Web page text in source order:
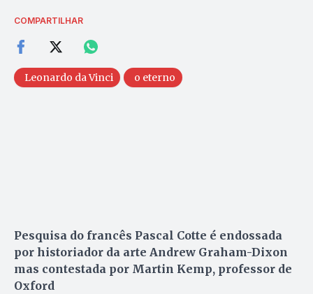
COMPARTILHAR
Leonardo da Vinci o eterno
Pesquisa do francês Pascal Cotte é endossada
por historiador da arte Andrew Graham-Dixon
mas contestada por Martin Kemp, professor de
Oxford